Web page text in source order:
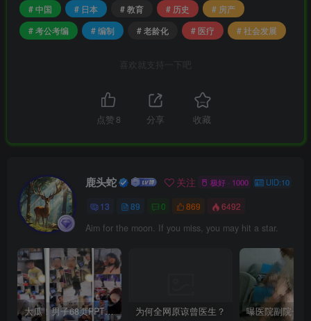
# 中国
# 日本 # 教育 # 历史
# 房产
# 考公考编
# 编制 # 老龄化 # 医疗 # 社会发展
喜欢就支持一下吧
点赞 8 分享 收藏
鹿头蛇 关注 极好 · 1000 UID:10
13 89 0 869 6492
Aim for the moon. If you miss, you may hit a star.
大瓜！男子68页PPT曝妻子出轨华南理工博士！ 为何全网原谅曾医生？